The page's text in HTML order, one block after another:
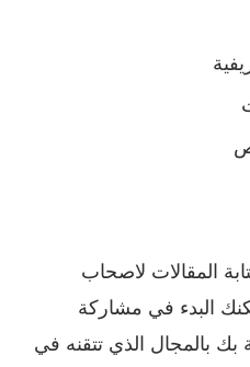
المقالات لاصحاب
البدء في مشاركة
بك بالمجال الذي تتقنه في